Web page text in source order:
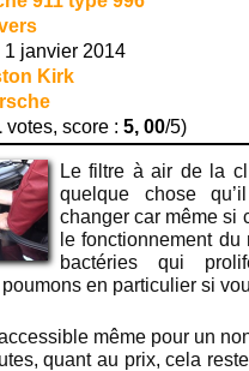
1 janvier 2014
Kirk
votes, score : 5, 00/5)
Le filtre à air de la
quelque chose
changer car même si
le fonctionnement
bactéries qui
en particulier si
même pour un
quant au prix, cela